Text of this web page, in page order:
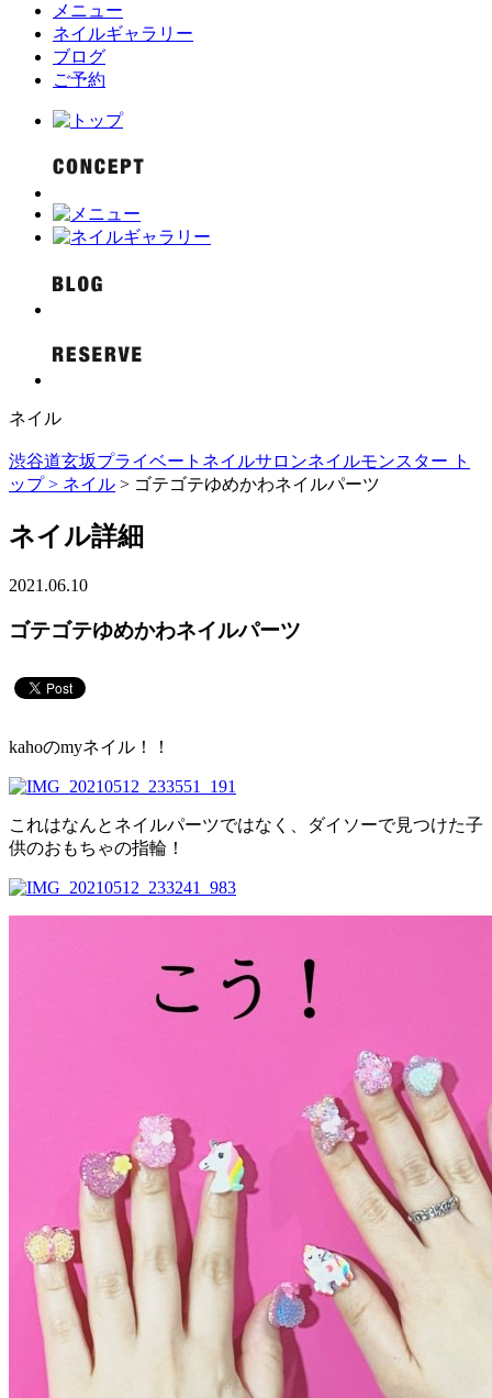
メニュー
ネイルギャラリー
ブログ
ご予約
ネイル
渋谷道玄坂プライベートネイルサロンネイルモンスター ト
ップ > ネイル > ゴテゴテゆめかわネイルパーツ
ネイル詳細
2021.06.10
ゴテゴテゆめかわネイルパーツ
kahoのmyネイル！！
これはなんとネイルパーツではなく、ダイソーで見つけた子
供のおもちゃの指輪！